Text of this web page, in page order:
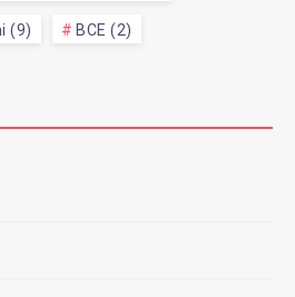
(9) BCE (2)